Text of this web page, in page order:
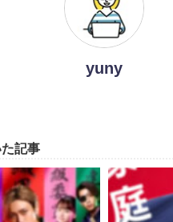
yuny
記事